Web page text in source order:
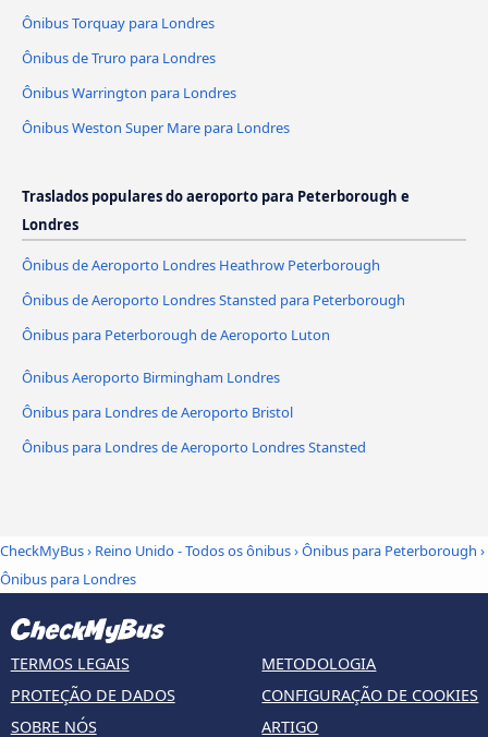
Ônibus Torquay para Londres
Ônibus de Truro para Londres
Ônibus Warrington para Londres
Ônibus Weston Super Mare para Londres
Traslados populares do aeroporto para Peterborough e
Londres
Ônibus de Aeroporto Londres Heathrow Peterborough
Ônibus de Aeroporto Londres Stansted para Peterborough
Ônibus para Peterborough de Aeroporto Luton
Ônibus Aeroporto Birmingham Londres
Ônibus para Londres de Aeroporto Bristol
Ônibus para Londres de Aeroporto Londres Stansted
CheckMyBus› Reino Unido - Todos os ônibus›Ônibus para Peterborough ›
Ônibus para Londres
TERMOS LEGAIS
PROTEÇÃO DE DADOS
SOBRE NÓS
METODOLOGIA
CONFIGURAÇÃO DE COOKIES
ARTIGO